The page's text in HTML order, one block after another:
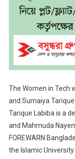
The Women in Tech
and Sumaiya
Tarique Labiba is a
and Mahmuda
FOREWARN
the Islamic